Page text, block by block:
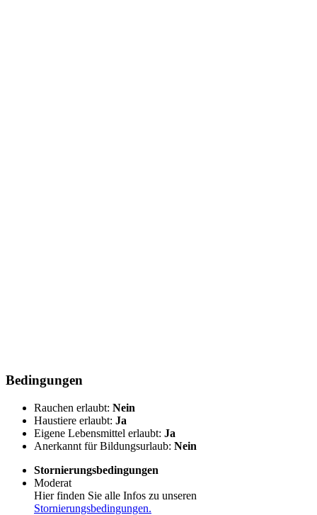
Bedingungen
Rauchen erlaubt: Nein
Haustiere erlaubt: Ja
Eigene Lebensmittel erlaubt: Ja
Anerkannt für Bildungsurlaub: Nein
Stornierungsbedingungen
Moderat
Hier finden Sie alle Infos zu unseren
Stornierungsbedingungen.